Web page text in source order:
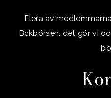
Flera av
Bokbörsen, det gör vi